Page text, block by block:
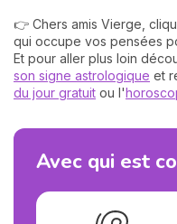
👉 Chers amis Vierge,
qui occupe vos pensées
Et pour aller plus loin
son signe astrologique et
du jour gratuit ou l'
Avec qui est